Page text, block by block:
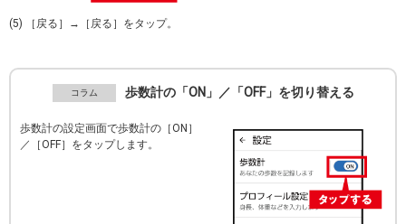
(5) ［戻る］→［戻る］をタップ。
歩数計の「ON」／「OFF」を切り替える
歩数計の設定画面で歩数計の［ON］
／［OFF］をタップします。